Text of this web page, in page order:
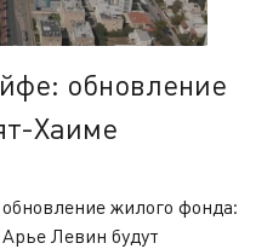
обновление
Хаиме
жилого фонда:
Левин будут